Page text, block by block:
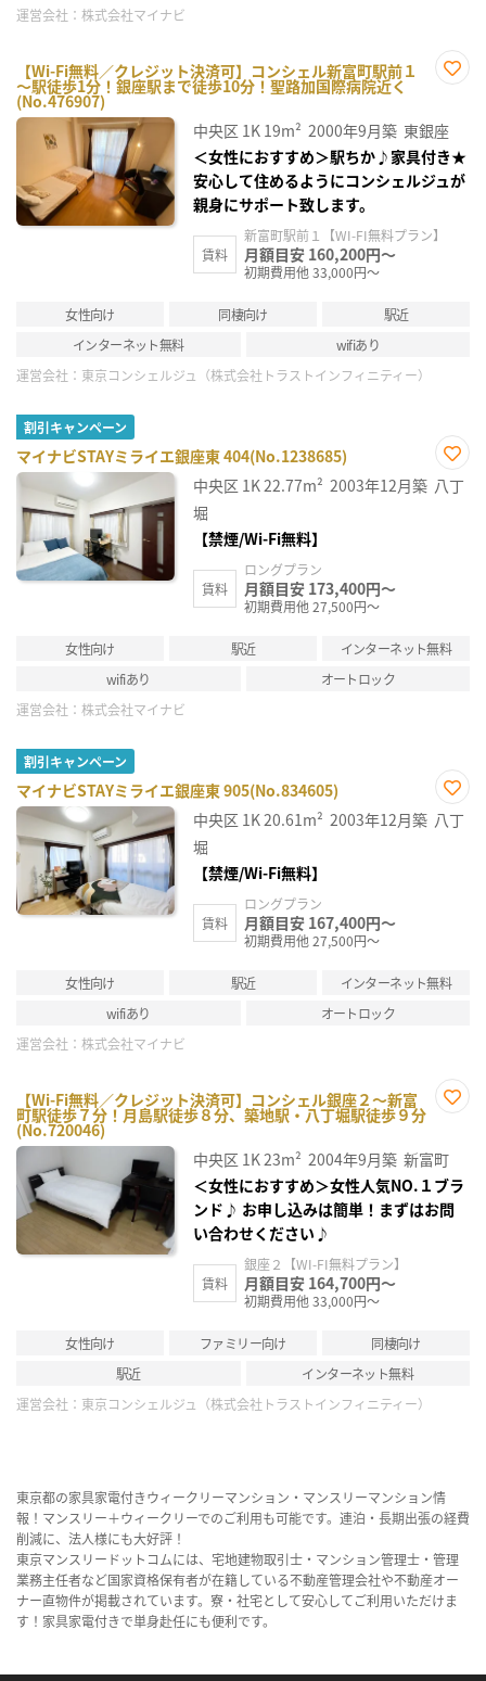
運営会社： 株式会社マイナビ
【Wi-Fi無料／クレジット決済可】コンシェル新富町駅前１
～駅徒歩1分！銀座駅まで徒歩10分！聖路加国際病院近く
(No.476907)
り登
録
中央区 1K 19m² 2000年9月築 東銀座
＜女性におすすめ＞駅ちか♪家具付き★
安心して住めるようにコンシェルジュが
親身にサポート致します。
賃料
新富町駅前１【WI-FI無料プラン】
月額目安 160,200円～
初期費用他 33,000円～
女性向け 同棲向け
駅近
インターネット無料
wifiあり
運営会社： 東京コンシェルジュ（株式会社トラストインフィニティー）
割引キャンペーン
マイナビSTAYミライエ銀座東 404(No.1238685)
お気
に入
中央区 1K22.77m² 2003年12月築 八丁
堀
【禁煙/Wi-Fi無料】
賃料
ロングプラン
月額目安 173,400円～
初期費用他 27,500円～
女性向け 駅近
インターネット無料
wifiあり
オートロック
運営会社： 株式会社マイナビ
割引キャンペーン
マイナビSTAYミライエ銀座東 905(No.834605)
お気
に入
中央区 1K20.61m² 2003年12月築 八丁
堀
【禁煙/Wi-Fi無料】
賃料
ロングプラン
月額目安 167,400円～
初期費用他 27,500円～
女性向け 駅近
インターネット無料
wifiあり
オートロック
運営会社： 株式会社マイナビ
【Wi-Fi無料／クレジット決済可】コンシェル銀座２～新富
町駅徒歩７分！月島駅徒歩８分、築地駅・八丁堀駅徒歩９分
(No.720046)
り登
録
中央区 1K23m² 2004年9月築 新富町
＜女性におすすめ＞女性人気NO.１ブラ
ンド♪ お申し込みは簡単！まずはお問
い合わせください♪
賃料
銀座２【WI-FI無料プラン】
月額目安 164,700円～
初期費用他 33,000円～
女性向け ファミリー向け
同棲向け
駅近
インターネット無料
運営会社： 東京コンシェルジュ（株式会社トラストインフィニティー）
東京都の家具家電付きウィークリーマンション・マンスリーマンション情
報！マンスリー＋ウィークリーでのご利用も可能です。連泊・長期出張の経費
削減に、法人様にも大好評！
東京マンスリードットコムには、宅地建物取引士・マンション管理士・管理
業務主任者など国家資格保有者が在籍している不動産管理会社や不動産オー
ナー直物件が掲載されています。寮・社宅として安心してご利用いただけま
す！家具家電付きで単身赴任にも便利です。